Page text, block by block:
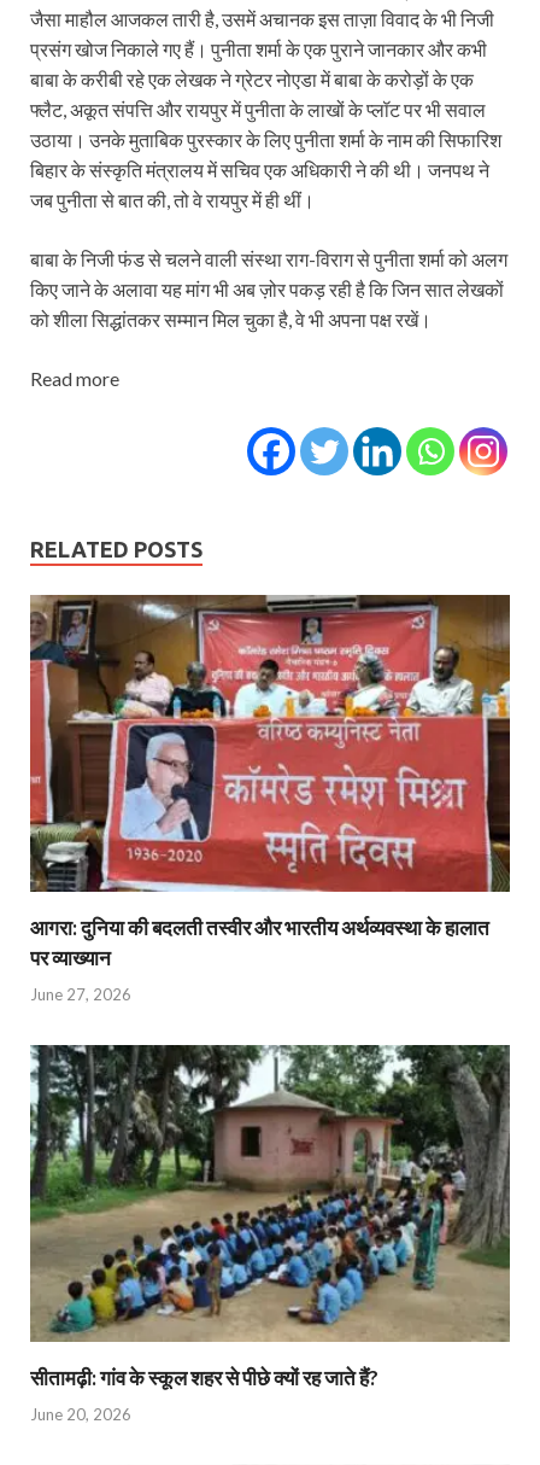
जैसा माहौल आजकल तारी है, उसमें अचानक इस ताज़ा विवाद के भी निजी
प्रसंग खोज निकाले गए हैं। पुनीता शर्मा के एक पुराने जानकार और कभी
बाबा के करीबी रहे एक लेखक ने ग्रेटर नोएडा में बाबा के करोड़ों के एक
फ्लैट, अकूत संपत्ति और रायपुर में पुनीता के लाखों के प्‍लॉट पर भी सवाल
उठाया। उनके मुताबिक पुरस्‍कार के लिए पुनीता शर्मा के नाम की सिफारिश
बिहार के संस्‍कृति मंत्रालय में सचिव एक अधिकारी ने की थी। जनपथ ने
जब पुनीता से बात की, तो वे रायपुर में ही थीं।
बाबा के निजी फंड से चलने वाली संस्‍था राग-विराग से पुनीता शर्मा को अलग
किए जाने के अलावा यह मांग भी अब ज़ोर पकड़ रही है कि जिन सात लेखकों
को शीला सिद्धांतकर सम्‍मान मिल चुका है, वे भी अपना पक्ष रखें।
Read more
RELATED POSTS
आगरा: दुनिया की बदलती तस्वीर और भारतीय अर्थव्यवस्था के हालात
पर व्याख्यान
June 27, 2026
सीतामढ़ी: गांव के स्कूल शहर से पीछे क्यों रह जाते हैं?
June 20, 2026